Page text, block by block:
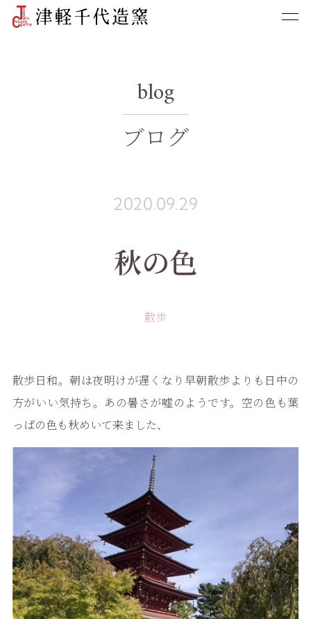
blog
ブログ
2020.09.29
秋の色
散歩
散歩日和。朝は夜明けが遅くなり早朝散歩よりも日中の
方がいい気持ち。あの暑さが嘘のようです。空の色も葉
っぱの色も秋めいて来ました、